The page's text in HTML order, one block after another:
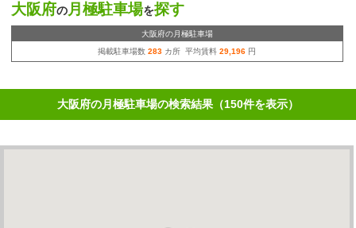
大阪府の月極駐車場を探す
大阪府の月極駐車場
掲載駐車場数283 カ所 平均賃料29,196 円
大阪府の月極駐車場の検索結果（150件を表示）